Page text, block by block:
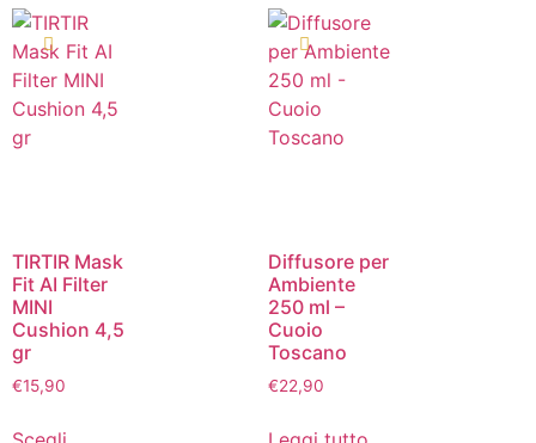
TIRTIR Mask
Fit AI Filter
MINI
Cushion 4,5
gr
€15,90
Diffusore per
Ambiente
250 ml –
Cuoio
Toscano
€22,90